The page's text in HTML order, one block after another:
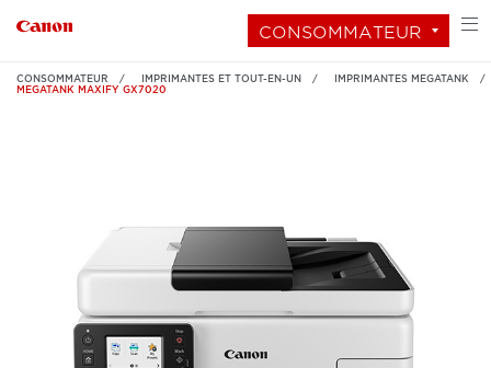
CONSOMMATEUR
CONSOMMATEUR IMPRIMANTES ET TOUT-EN-UN
IMPRIMANTES MEGATANK
MEGATANK MAXIFY GX7020